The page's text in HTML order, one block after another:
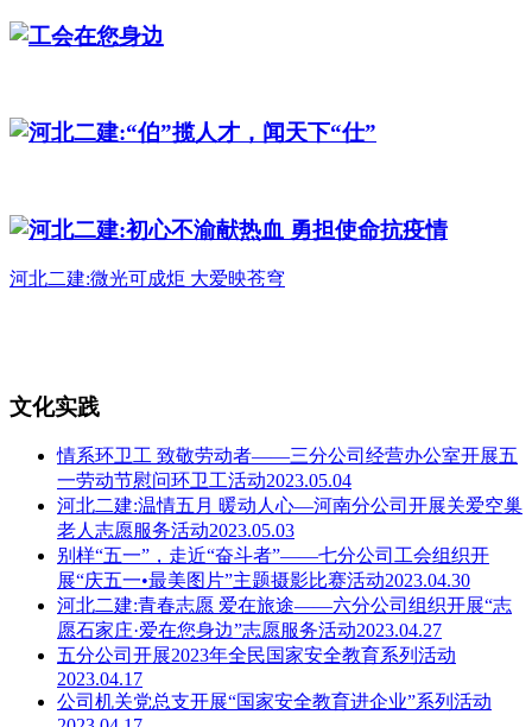
工会在您身边
河北二建:“伯”揽人才，闻天下“仕”
河北二建:初心不渝献热血 勇担使命抗疫情
河北二建:微光可成炬 大爱映苍穹
文化实践
情系环卫工 致敬劳动者——三分公司经营办公室开展五
一劳动节慰问环卫工活动2023.05.04
河北二建:温情五月 暖动人心—河南分公司开展关爱空巢
老人志愿服务活动2023.05.03
别样“五一”，走近“奋斗者”——七分公司工会组织开
展“庆五一•最美图片”主题摄影比赛活动2023.04.30
河北二建:青春志愿 爱在旅途——六分公司组织开展“志
愿石家庄·爱在您身边”志愿服务活动2023.04.27
五分公司开展2023年全民国家安全教育系列活动
2023.04.17
公司机关党总支开展“国家安全教育进企业”系列活动